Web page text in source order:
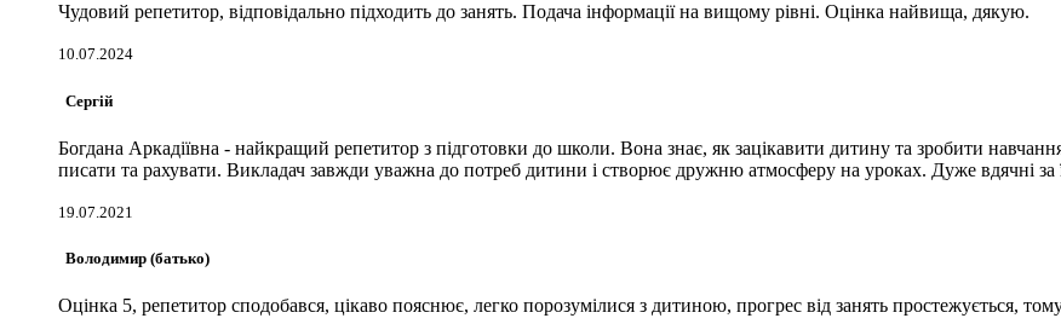
Чудовий репетитор, відповідально підходить до занять. Подача інформації на вищому рівні. Оцінка найвища, дякую.
10.07.2024
Сергій
Богдана Аркадіївна - найкращий репетитор з підготовки до школи. Вона знає, як зацікавити дитину та зробити
писати та рахувати. Викладач завжди уважна до потреб дитини і створює дружню атмосферу на уроках. Дуже вдячні за
19.07.2021
Володимир (батько)
Оцінка 5, репетитор сподобався, цікаво пояснює, легко порозумілися з дитиною, прогрес від занять простежується,